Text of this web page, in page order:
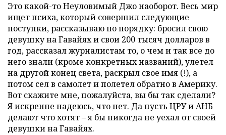
Это какой-то Неуловимый Джо наоборот. Весь мир
ищет психа, который совершил следующие
поступки, рассказываю по порядку: бросил свою
девушку на Гавайях и свои 200 тысяч долларов в
год, рассказал журналистам то, о чем и так все до
него знали (кроме конкретных названий), улетел
на другой конец света, раскрыл свое имя (!), а
потом сел в самолет и полетел обратно в Америку.
Вот скажите мне, пожалуйста, вы бы так сделали?
Я искренне надеюсь, что нет. Да пусть ЦРУ и АНБ
делают что хотят – я бы никогда не уехал от своей
девушки на Гавайях.